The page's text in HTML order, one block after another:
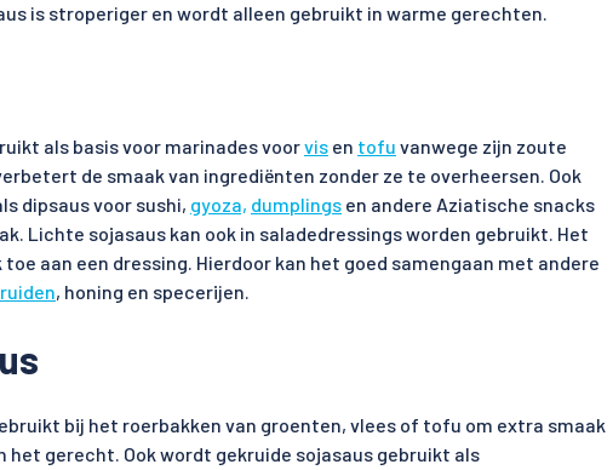
is stroperiger en wordt alleen gebruikt in warme gerechten.
als basis voor marinades voorvis en tofu vanwege zijn zoute
de smaak van ingrediënten zonder ze te overheersen. Ook
dipsaus voor sushi, gyoza, dumplings en andere Aziatische snacks
Lichte sojasaus kan ook in saladedressings worden gebruikt. Het
aan een dressing. Hierdoor kan het goed samengaan met andere
, honing en specerijen.
bij het roerbakken van groenten, vlees of tofu om extra smaak
het gerecht. Ook wordt gekruide sojasaus gebruikt als